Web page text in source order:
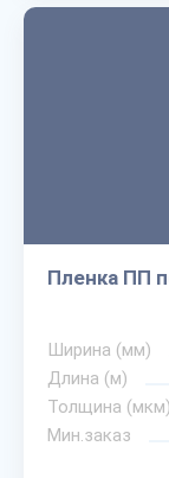
Пленка ПП
Ширина (мм)
Длина (м)
Толщина (мкм)
Мин.заказ